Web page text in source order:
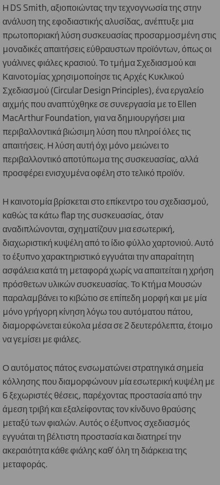
Η DS Smith, αξιοποιώντας την τεχνογνωσία της στην
ανάλυση της εφοδιαστικής αλυσίδας, ανέπτυξε μια
πρωτοποριακή λύση συσκευασίας προσαρμοσμένη στις
μοναδικές απαιτήσεις εύθραυστων προϊόντων, όπως οι
γυάλινες φιάλες κρασιού. Το τμήμα Σχεδιασμού και
Καινοτομίας χρησιμοποίησε τις Αρχές Κυκλικού
Σχεδιασμού (Circular Design Principles), ένα εργαλείο
αιχμής που αναπτύχθηκε σε συνεργασία με το Ellen
MacArthur Foundation, για να δημιουργήσει μια
περιβαλλοντικά βιώσιμη λύση που πληροί όλες τις
απαιτήσεις. Η λύση αυτή όχι μόνο μειώνει το
περιβαλλοντικό αποτύπωμα της συσκευασίας, αλλά
προσφέρει ενισχυμένα οφέλη στο τελικό προϊόν.
Η καινοτομία βρίσκεται στο επίκεντρο του σχεδιασμού,
καθώς τα κάτω flap της συσκευασίας, όταν
αναδιπλώνονται, σχηματίζουν μια εσωτερική,
διαχωριστική κυψέλη από το ίδιο φύλλο χαρτονιού. Αυτό
το έξυπνο χαρακτηριστικό εγγυάται την απαραίτητη
ασφάλεια κατά τη μεταφορά χωρίς να απαιτείται η χρήση
πρόσθετων υλικών συσκευασίας. Το Κτήμα Μουσών
παραλαμβάνει το κιβώτιο σε επίπεδη μορφή και με μία
μόνο γρήγορη κίνηση λόγω του αυτόματου πάτου,
διαμορφώνεται εύκολα μέσα σε 2 δευτερόλεπτα, έτοιμο
να γεμίσει με φιάλες.
Ο αυτόματος πάτος ενσωματώνει στρατηγικά σημεία
κόλλησης που διαμορφώνουν μία εσωτερική κυψέλη με
6 ξεχωριστές θέσεις, παρέχοντας προστασία από την
άμεση τριβή και εξαλείφοντας τον κίνδυνο θραύσης
μεταξύ των φιαλών. Αυτός ο έξυπνος σχεδιασμός
εγγυάται τη βέλτιστη προστασία και διατηρεί την
ακεραιότητα κάθε φιάλης καθ' όλη τη διάρκεια της
μεταφοράς.